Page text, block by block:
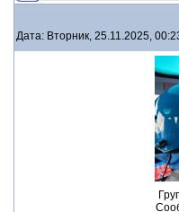
Дата: Вторник, 25.11.2025,